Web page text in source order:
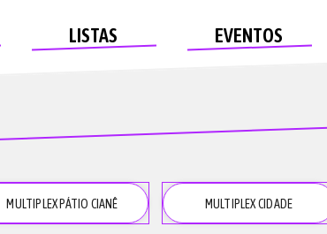
LISTAS EVENTOS
MULTIPLEX PÁTIO CIANÊ MULTIPLEXCIDADE